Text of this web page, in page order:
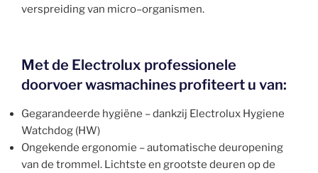
verspreiding van micro–organismen.
Met de Electrolux professionele
doorvoer wasmachines profiteert u van:
Gegarandeerde hygiëne – dankzij Electrolux Hygiene
Watchdog (HW)
Ongekende ergonomie – automatische deuropening
van de trommel. Lichtste en grootste deuren op de